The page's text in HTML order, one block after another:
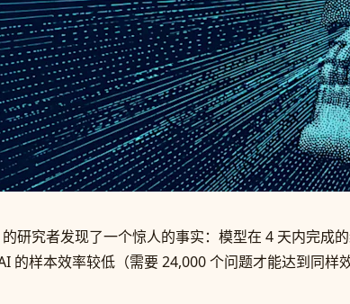
研究者发现了一个惊人的事实：模型在 4 天内完成
的样本效率较低（需要 24,000 个问题才能达到同样